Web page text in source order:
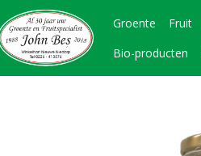
Groente Fruit
Bio-producten